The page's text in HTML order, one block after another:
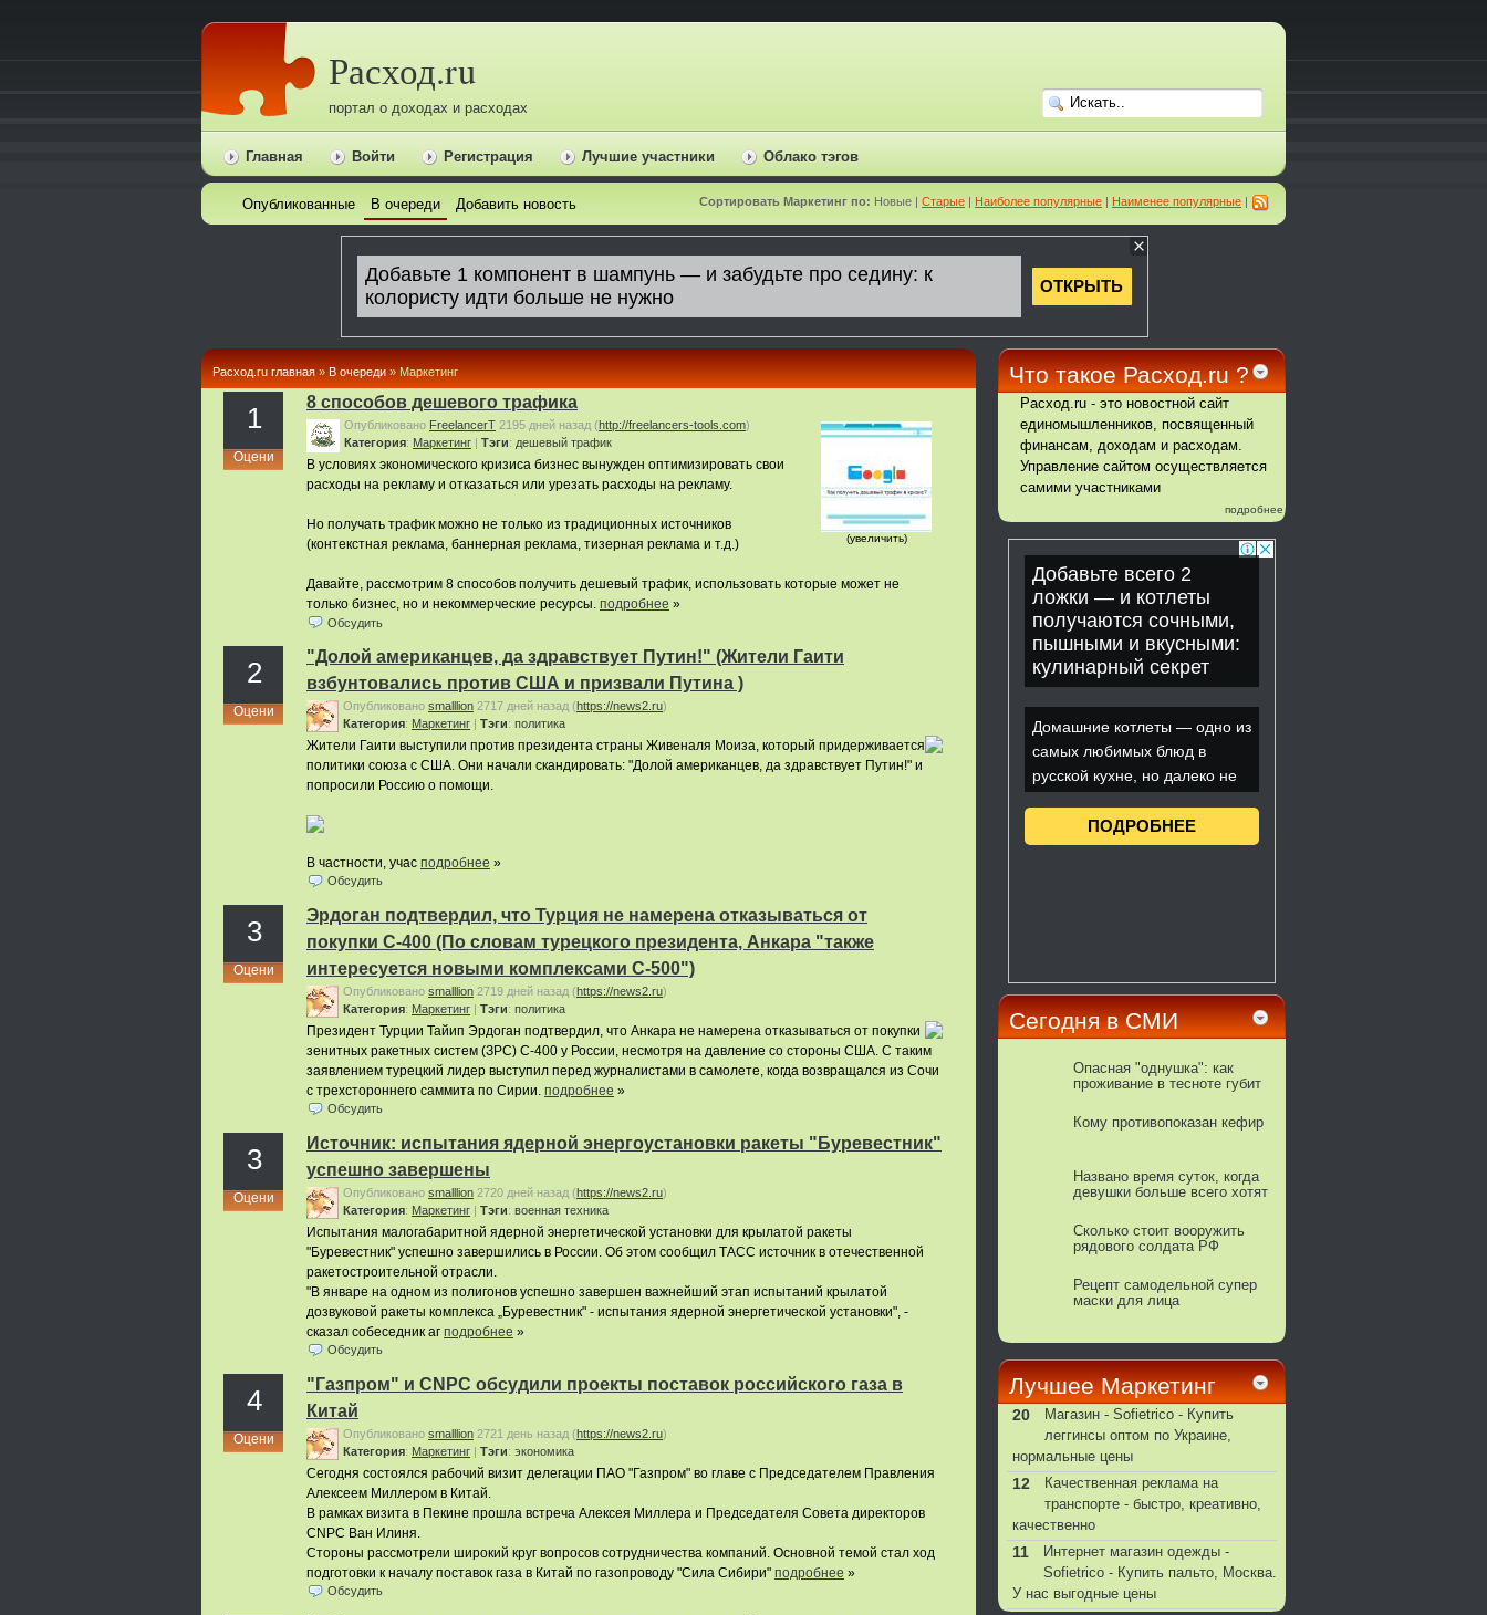
Расход.ru
портал о доходах и расходах
Главная Войти Регистрация Лучшие участники Облако тэгов
Сортировать Маркетинг по: Новые | Старые | Наиболее популярные | Наименее популярные |
Опубликованные В очереди Добавить новость
Расход.ru главная » В очереди » Маркетинг
1
Оцени
8 способов дешевого трафика
(увеличить)
Опубликовано FreelancerT 2195 дней назад (http://freelancers-tools.com)
Категория: Маркетинг | Тэги: дешевый трафик
В условиях экономического кризиса бизнес вынужден оптимизировать свои
расходы на рекламу и отказаться или урезать расходы на рекламу.
Но получать трафик можно не только из традиционных источников
(контекстная реклама, баннерная реклама, тизерная реклама и т.д.)
Давайте, рассмотрим 8 способов получить дешевый трафик, использовать которые может не
только бизнес, но и некоммерческие ресурсы. подробнее »
Обсудить
2
Оцени
"Долой американцев, да здравствует Путин!" (Жители Гаити
взбунтовались против США и призвали Путина )
Опубликовано smalllion 2717 дней назад (https://news2.ru)
Категория: Маркетинг | Тэги: политика
Жители Гаити выступили против президента страны Живеналя Моиза, который придерживается
политики союза с США. Они начали скандировать: "Долой американцев, да здравствует Путин!" и
попросили Россию о помощи.
В частности, учас подробнее »
Обсудить
3
Оцени
Эрдоган подтвердил, что Турция не намерена отказываться от
покупки С-400 (По словам турецкого президента, Анкара "также
интересуется новыми комплексами С-500")
Опубликовано smalllion 2719 дней назад (https://news2.ru)
Категория: Маркетинг | Тэги: политика
Президент Турции Тайип Эрдоган подтвердил, что Анкара не намерена отказываться от покупки
зенитных ракетных систем (ЗРС) С-400 у России, несмотря на давление со стороны США. С таким
заявлением турецкий лидер выступил перед журналистами в самолете, когда возвращался из Сочи
с трехстороннего саммита по Сирии. подробнее »
Обсудить
3
Оцени
Источник: испытания ядерной энергоустановки ракеты "Буревестник"
успешно завершены
Опубликовано smalllion 2720 дней назад (https://news2.ru)
Категория: Маркетинг | Тэги: военная техника
Испытания малогабаритной ядерной энергетической установки для крылатой ракеты
"Буревестник" успешно завершились в России. Об этом сообщил ТАСС источник в отечественной
ракетостроительной отрасли.
"В январе на одном из полигонов успешно завершен важнейший этап испытаний крылатой
дозвуковой ракеты комплекса „Буревестник" - испытания ядерной энергетической установки", -
сказал собеседник аг подробнее »
Обсудить
4
Оцени
"Газпром" и CNPC обсудили проекты поставок российского газа в
Китай
Опубликовано smalllion 2721 день назад (https://news2.ru)
Категория: Маркетинг | Тэги: экономика
Сегодня состоялся рабочий визит делегации ПАО "Газпром" во главе с Председателем Правления
Алексеем Миллером в Китай.
В рамках визита в Пекине прошла встреча Алексея Миллера и Председателя Совета директоров
CNPC Ван Илиня.
Стороны рассмотрели широкий круг вопросов сотрудничества компаний. Основной темой стал ход
подготовки к началу поставок газа в Китай по газопроводу "Сила Сибири" подробнее »
Обсудить
Что такое Расход.ru ?
Расход.ru - это новостной сайт
единомышленников, посвященный
финансам, доходам и расходам.
Управление сайтом осуществляется
самими участниками
подробнее
Сегодня в СМИ
Опасная "однушка": как
проживание в тесноте губит
Кому противопоказан кефир
Названо время суток, когда
девушки больше всего хотят
Сколько стоит вооружить
рядового солдата РФ
Рецепт самодельной супер
маски для лица
Лучшее Маркетинг
20
Магазин - Sofietrico - Купить
леггинсы оптом по Украине,
нормальные цены
12
Качественная реклама на
транспорте - быстро, креативно,
качественно
11
Интернет магазин одежды -
Sofietrico - Купить пальто, Москва.
У нас выгодные цены